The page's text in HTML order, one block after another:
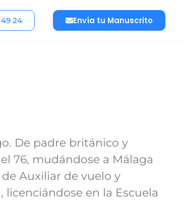
49 24 Envía tu Manuscrito
De padre británico y
76, mudándose a Málaga
Auxiliar de vuelo y
licenciándose en la Escuela